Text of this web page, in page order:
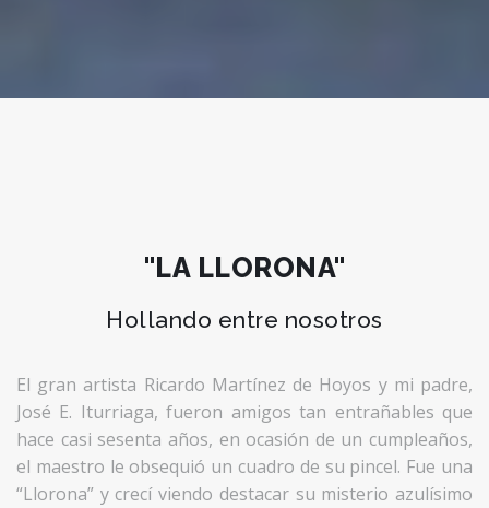
"LA LLORONA"
Hollando entre nosotros
El gran artista Ricardo Martínez de Hoyos y mi padre,
José E. Iturriaga, fueron amigos tan entrañables que
hace casi sesenta años, en ocasión de un cumpleaños,
el maestro le obsequió un cuadro de su pincel. Fue una
“Llorona” y crecí viendo destacar su misterio azulísimo